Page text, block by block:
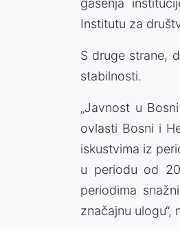
Institutu za
S druge strane,
stabilnosti.
„Javnost u
ovlasti Bosni i
iskustvima iz
u periodu od
periodima
značajnu